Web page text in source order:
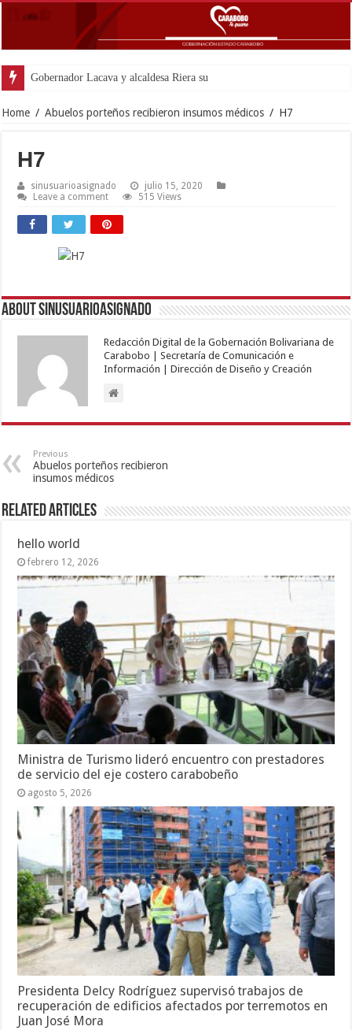
Gobernador Lacava y alcaldesa Riera supervisaron avances de reco
Home / Abuelos porteños recibieron insumos médicos / H7
H7
sinusuarioasignado
julio 15, 2020
Leave a comment
515 Views
About sinusuarioasignado
Redacción Digital de la Gobernación Bolivariana de
Carabobo | Secretaría de Comunicación e
Información | Dirección de Diseño y Creación
Previous
Abuelos porteños recibieron
insumos médicos
Related Articles
hello world
febrero 12, 2026
Ministra de Turismo lideró encuentro con prestadores
de servicio del eje costero carabobeño
agosto 5, 2026
Presidenta Delcy Rodríguez supervisó trabajos de
recuperación de edificios afectados por terremotos en
Juan José Mora